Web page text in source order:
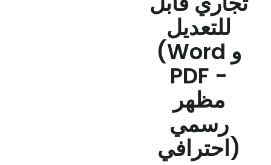
للتعديل
(Word و
PDF -
مظهر
رسمي
احترافي)